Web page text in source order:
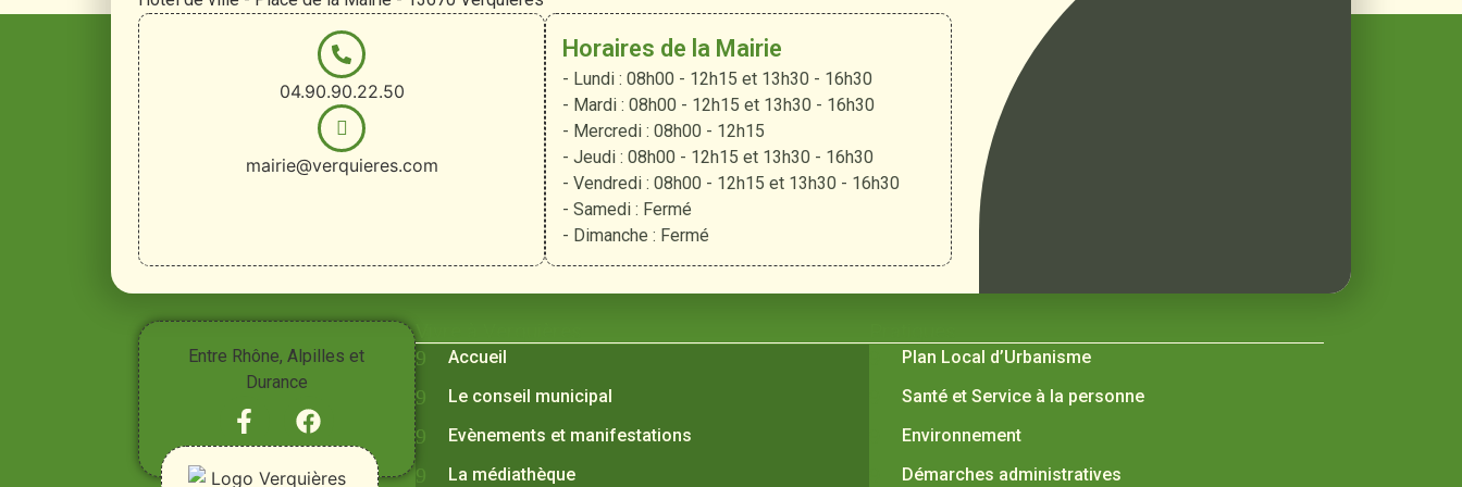
04.90.90.22.50
mairie@verquieres.com
Horaires de la Mairie
- Lundi : 08h00 - 12h15 et 13h30 - 16h30
- Mardi : 08h00 - 12h15 et 13h30 - 16h30
- Mercredi : 08h00 - 12h15
- Jeudi : 08h00 - 12h15 et 13h30 - 16h30
- Vendredi : 08h00 - 12h15 et 13h30 - 16h30
- Samedi : Fermé
- Dimanche : Fermé
Entre Rhône, Alpilles et
Durance
Vivre à Verquières
Accueil
Le conseil municipal
Evènements et manifestations
La médiathèque
Plan Local d’Urbanisme
Santé et Service à la personne
Environnement
Démarches administratives